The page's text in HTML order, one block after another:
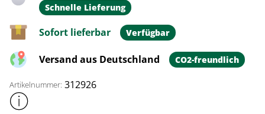
Schnelle Lieferung
Sofort lieferbar Verfügbar
Versand aus Deutschland CO2-freundlich
Artikelnummer: 312926
Weitere Produktinformationen anzeigen